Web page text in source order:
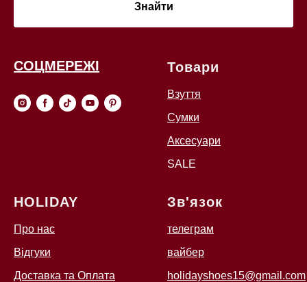
Знайти
СОЦМЕРЕЖІ Товари
Взуття
Сумки
Аксесуари
SALE
HOLIDAY
Про нас
Відгуки
Доставка та Оплата
Зв'язок
телеграм
вайбер
holidayshoes15@gmail.com